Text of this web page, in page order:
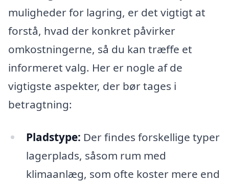
muligheder for lagring, er det vigtigt at
forstå, hvad der konkret påvirker
omkostningerne, så du kan træffe et
informeret valg. Her er nogle af de
vigtigste aspekter, der bør tages i
betragtning:
Pladstype: Der findes forskellige typer
lagerplads, såsom rum med
klimaanlæg, som ofte koster mere end